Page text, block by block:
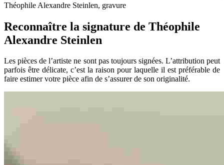
Théophile Alexandre Steinlen, gravure
Reconnaître la signature de Théophile
Alexandre Steinlen
Les pièces de l’artiste ne sont pas toujours signées. L’attribution peut
parfois être délicate, c’est la raison pour laquelle il est préférable de
faire estimer votre pièce afin de s’assurer de son originalité.